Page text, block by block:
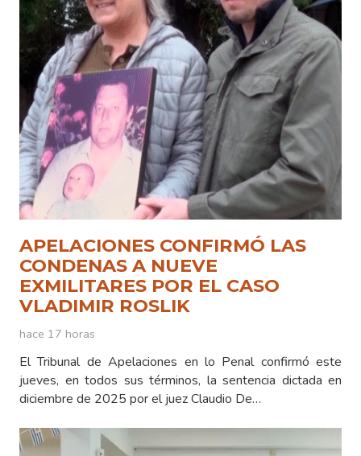
APELACIONES CONFIRMÓ LAS
CONDENAS A NUEVE
EXMILITARES POR EL CASO
VLADIMIR ROSLIK
hace 17 horas
El Tribunal de Apelaciones en lo Penal confirmó este
jueves, en todos sus términos, la sentencia dictada en
diciembre de 2025 por el juez Claudio De…